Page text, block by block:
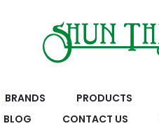
BRANDS PRODUCTS
BLOG
CONTACT US